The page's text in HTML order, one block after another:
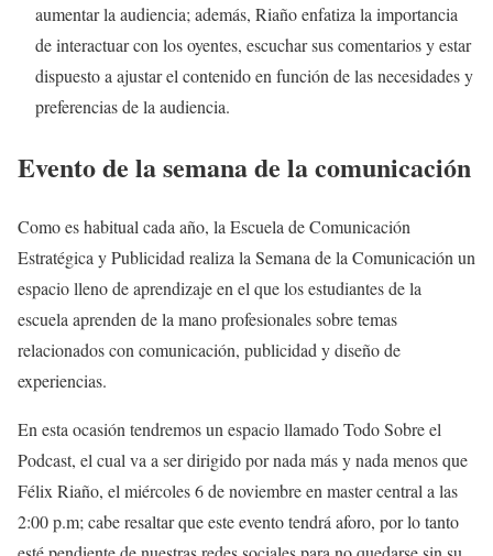
aumentar la audiencia; además, Riaño enfatiza la importancia
de interactuar con los oyentes, escuchar sus comentarios y estar
dispuesto a ajustar el contenido en función de las necesidades y
preferencias de la audiencia.
Evento de la semana de la comunicación
Como es habitual cada año, la Escuela de Comunicación
Estratégica y Publicidad realiza la Semana de la Comunicación un
espacio lleno de aprendizaje en el que los estudiantes de la
escuela aprenden de la mano profesionales sobre temas
relacionados con comunicación, publicidad y diseño de
experiencias.
En esta ocasión tendremos un espacio llamado Todo Sobre el
Podcast, el cual va a ser dirigido por nada más y nada menos que
Félix Riaño, el miércoles 6 de noviembre en master central a las
2:00 p.m; cabe resaltar que este evento tendrá aforo, por lo tanto